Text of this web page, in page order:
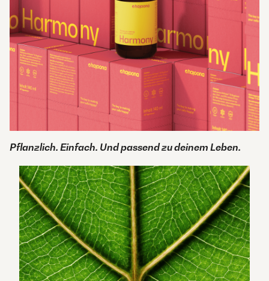
Pflanzlich. Einfach. Und passend zu deinem Leben.